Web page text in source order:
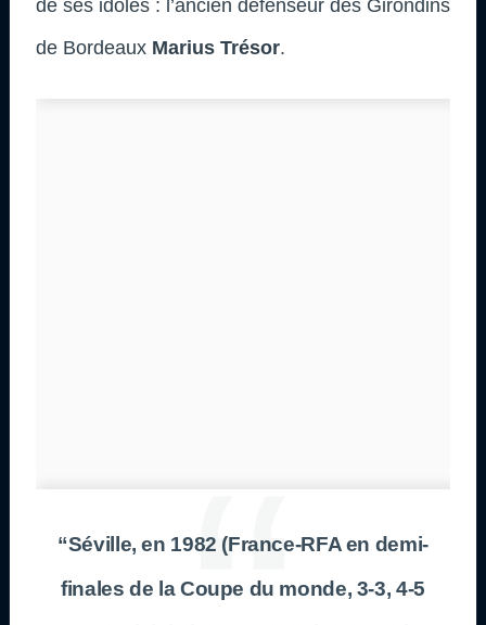
de ses idoles : l’ancien défenseur des Girondins
de Bordeaux Marius Trésor.
“Séville, en 1982 (France-RFA en demi-
finales de la Coupe du monde, 3-3, 4-5